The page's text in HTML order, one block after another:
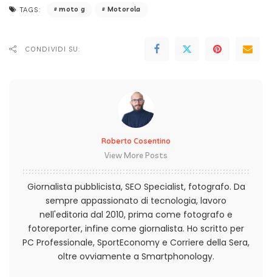
TAGS: moto g Motorola
CONDIVIDI SU:
Roberto Cosentino
View More Posts
Giornalista pubblicista, SEO Specialist, fotografo. Da
sempre appassionato di tecnologia, lavoro
nell'editoria dal 2010, prima come fotografo e
fotoreporter, infine come giornalista. Ho scritto per
PC Professionale, SportEconomy e Corriere della Sera,
oltre ovviamente a Smartphonology.